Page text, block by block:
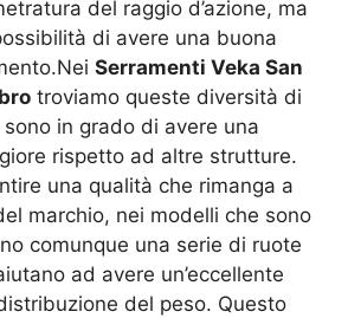
del raggio d’azione, ma
di avere una buona
Serramenti Veka San
troviamo queste diversità di
in grado di avere una
rispetto ad altre strutture.
una qualità che rimanga a
marchio, nei modelli che sono
comunque una serie di ruote
ad avere un’eccellente
del peso. Questo